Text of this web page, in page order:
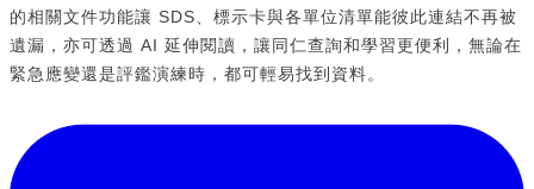
的相關文件功能讓 SDS、標示卡與各單位清單能彼此連結不再被
遺漏，亦可透過 AI 延伸閱讀，讓同仁查詢和學習更便利，無論在
緊急應變還是評鑑演練時，都可輕易找到資料。